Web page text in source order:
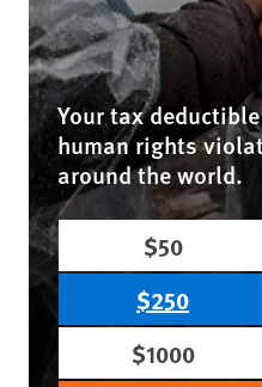
Your tax
human rights
around the world.
$50
$250
$1000